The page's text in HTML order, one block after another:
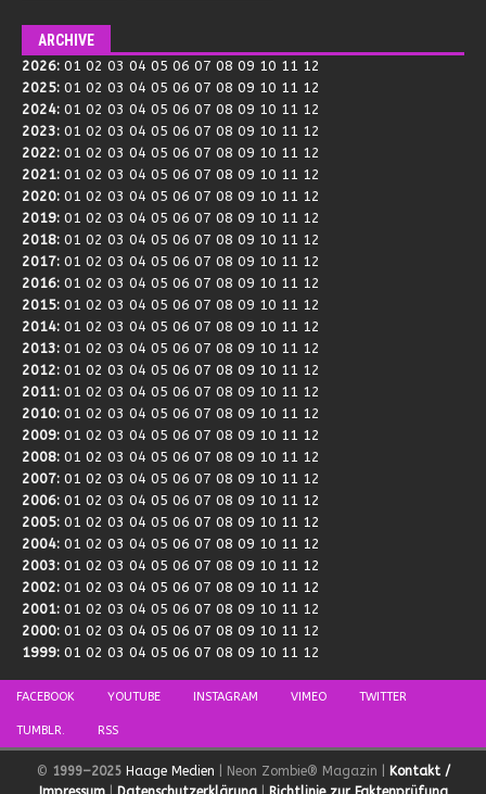
ARCHIVE
2026: 01 02 03 04 05 06 07 08 09 10 11 12
2025: 01 02 03 04 05 06 07 08 09 10 11 12
2024: 01 02 03 04 05 06 07 08 09 10 11 12
2023: 01 02 03 04 05 06 07 08 09 10 11 12
2022: 01 02 03 04 05 06 07 08 09 10 11 12
2021: 01 02 03 04 05 06 07 08 09 10 11 12
2020: 01 02 03 04 05 06 07 08 09 10 11 12
2019: 01 02 03 04 05 06 07 08 09 10 11 12
2018: 01 02 03 04 05 06 07 08 09 10 11 12
2017: 01 02 03 04 05 06 07 08 09 10 11 12
2016: 01 02 03 04 05 06 07 08 09 10 11 12
2015: 01 02 03 04 05 06 07 08 09 10 11 12
2014: 01 02 03 04 05 06 07 08 09 10 11 12
2013: 01 02 03 04 05 06 07 08 09 10 11 12
2012: 01 02 03 04 05 06 07 08 09 10 11 12
2011: 01 02 03 04 05 06 07 08 09 10 11 12
2010: 01 02 03 04 05 06 07 08 09 10 11 12
2009: 01 02 03 04 05 06 07 08 09 10 11 12
2008: 01 02 03 04 05 06 07 08 09 10 11 12
2007: 01 02 03 04 05 06 07 08 09 10 11 12
2006: 01 02 03 04 05 06 07 08 09 10 11 12
2005: 01 02 03 04 05 06 07 08 09 10 11 12
2004: 01 02 03 04 05 06 07 08 09 10 11 12
2003: 01 02 03 04 05 06 07 08 09 10 11 12
2002: 01 02 03 04 05 06 07 08 09 10 11 12
2001: 01 02 03 04 05 06 07 08 09 10 11 12
2000: 01 02 03 04 05 06 07 08 09 10 11 12
1999: 01 02 03 04 05 06 07 08 09 10 11 12
FACEBOOK YOUTUBE INSTAGRAM VIMEO TWITTER
TUMBLR. RSS
© 1999–2025 Haage Medien | Neon Zombie® Magazin |
Kontakt /